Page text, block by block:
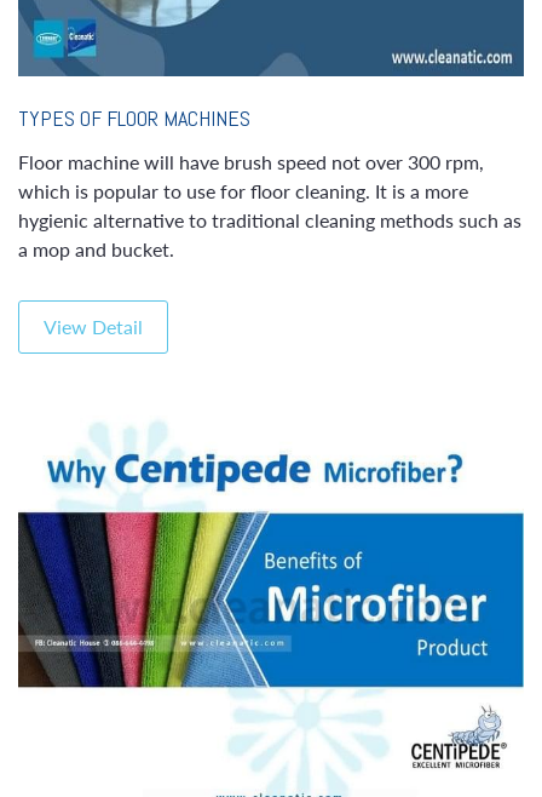
TYPES OF FLOOR MACHINES
Floor machine will have brush speed not over 300 rpm,
which is popular to use for floor cleaning. It is a more
hygienic alternative to traditional cleaning methods such as
a mop and bucket.
View Detail